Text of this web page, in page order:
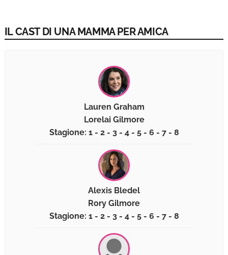
IL CAST DI UNA MAMMA PER AMICA
Lauren Graham
Lorelai Gilmore
Stagione: 1 - 2 - 3 - 4 - 5 - 6 - 7 - 8
Alexis Bledel
Rory Gilmore
Stagione: 1 - 2 - 3 - 4 - 5 - 6 - 7 - 8